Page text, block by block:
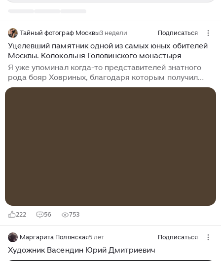
Тайный фотограф Москвы3 недели Подписаться
Уцелевший памятник одной из самых юных обителей
Москвы. Колокольня Головинского монастыря
Я уже упоминал когда-то представителей знатного
рода бояр Ховриных, благодаря которым получил
свое имя район в Северном административном
222 56 753
Маргарита Полянская5 лет Подписаться
Художник Васендин Юрий Дмитриевич